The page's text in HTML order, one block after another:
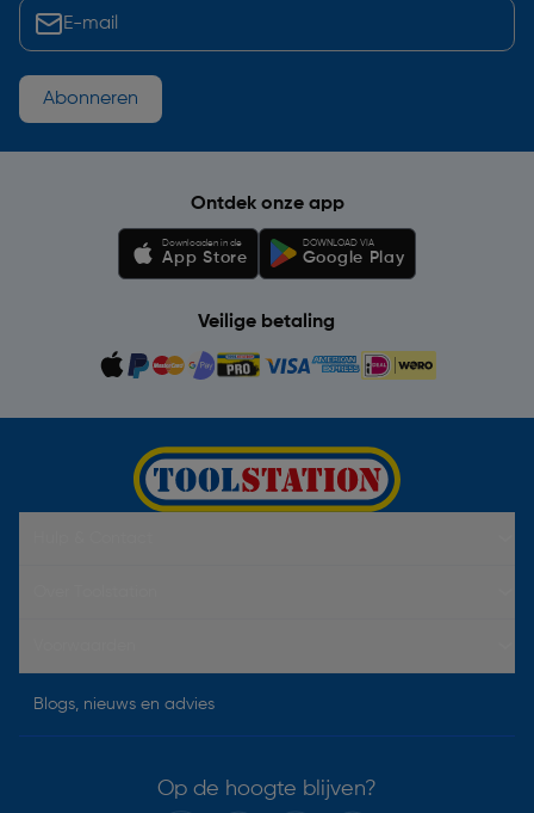
Abonneren
Ontdek onze app
Downloaden in de
App Store
DOWNLOAD VIA
Google Play
Veilige betaling
Blogs, nieuws en advies
Op de hoogte blijven?